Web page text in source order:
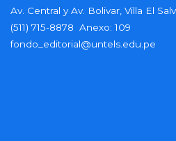
Av. Central y Av. Bolivar, Villa El
(511) 715-8878 Anexo: 109
fondo_editorial@untels.edu.pe